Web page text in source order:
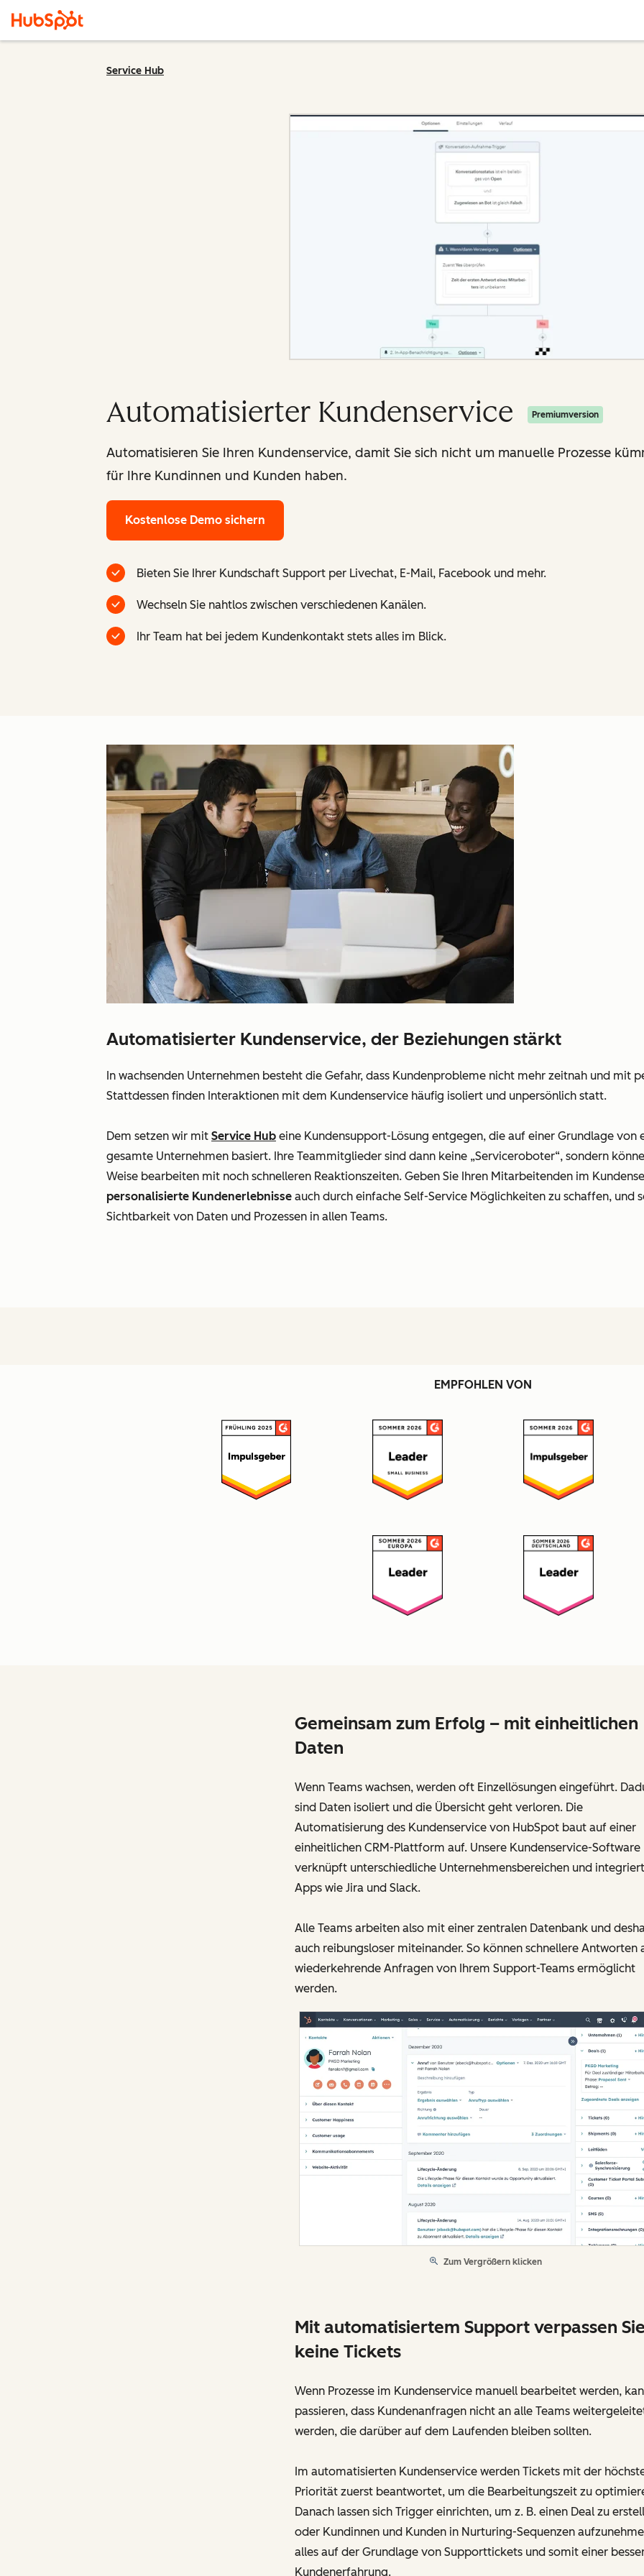
Service Hub
Automatisierter Kundenservice Premiumversion
Automatisieren Sie Ihren Kundenservice, damit Sie sich nicht um manuelle Prozesse
für Ihre Kundinnen und Kunden haben.
Kostenlose Demo sichern
Bieten Sie Ihrer Kundschaft Support per Livechat, E-Mail, Facebook und mehr.
Wechseln Sie nahtlos zwischen verschiedenen Kanälen.
Ihr Team hat bei jedem Kundenkontakt stets alles im Blick.
Automatisierter Kundenservice, der Beziehungen stärkt
In wachsenden Unternehmen besteht die Gefahr, dass Kundenprobleme nicht mehr zeitnah und mit
Stattdessen finden Interaktionen mit dem Kundenservice häufig isoliert und unpersönlich statt.
Dem setzen wir mit Service Hub eine Kundensupport-Lösung entgegen, die auf einer Grundlage von
gesamte Unternehmen basiert. Ihre Teammitglieder sind dann keine „Serviceroboter“, sondern
Weise bearbeiten mit noch schnelleren Reaktionszeiten. Geben Sie Ihren Mitarbeitenden im
personalisierte Kundenerlebnisse auch durch einfache Self-Service Möglichkeiten zu schaffen, und
Sichtbarkeit von Daten und Prozessen in allen Teams.
EMPFOHLEN VON
Gemeinsam zum Erfolg – mit einheitlichen
Daten
Wenn Teams wachsen, werden oft Einzellösungen eingeführt.
sind Daten isoliert und die Übersicht geht verloren. Die
Automatisierung des Kundenservice von HubSpot baut auf einer
einheitlichen CRM-Plattform auf. Unsere Kundenservice-Software
verknüpft unterschiedliche Unternehmensbereichen und integriert
Apps wie Jira und Slack.
Alle Teams arbeiten also mit einer zentralen Datenbank und
auch reibungsloser miteinander. So können schnellere Antworten
wiederkehrende Anfragen von Ihrem Support-Teams ermöglicht
werden.
Zum Vergrößern klicken
Mit automatisiertem Support verpassen
keine Tickets
Wenn Prozesse im Kundenservice manuell bearbeitet werden,
passieren, dass Kundenanfragen nicht an alle Teams
werden, die darüber auf dem Laufenden bleiben sollten.
Im automatisierten Kundenservice werden Tickets mit der
Priorität zuerst beantwortet, um die Bearbeitungszeit zu
Danach lassen sich Trigger einrichten, um z. B. einen Deal zu
oder Kundinnen und Kunden in Nurturing-Sequenzen
alles auf der Grundlage von Supporttickets und somit einer
Kundenerfahrung.